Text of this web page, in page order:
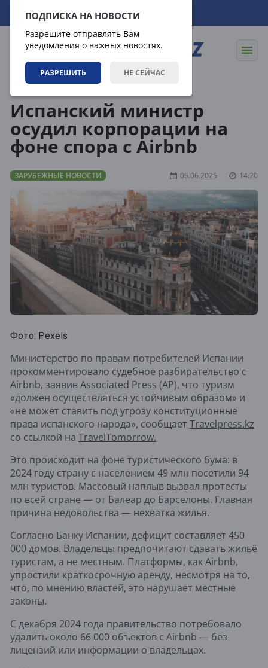
ПОДПИСКА НА НОВОСТИ
Разрешите отправлять Вам
уведомления о важных новостях.
РАЗРЕШИТЬ НЕ СЕЙЧАС
07.08.2026 08:42:32
Испанский министр
осудил корпорации на
фоне спора с Airbnb
ЗАРУБЕЖНЫЕ НОВОСТИ 06.06.2025 14:20
Фото: Pexels
Министерство по правам потребителей Испании
прокомментировало судебное разбирательство с
Airbnb, заявив Associated Press (AP), что туризм
«должен осуществляться устойчивым образом» и
«не может ставить под угрозу конституционные
права испанского народа», сообщает Travelpress.kz
со ссылкой на TravelTomorrow.
Это происходит на фоне туристического бума: в
2024 году страну с населением 49 млн посетили 94
млн туристов. Массовый наплыв вызвал протесты
по всей стране — от Балеар до Барселоны. Главная
причина недовольства — нехватка жилья.
Согласно Банку Испании, дефицит составляет 450
000 домов. Владельцы предпочитают сдавать жильё
туристам, а не местным. Платформы, как Airbnb,
упростили краткосрочную аренду, несмотря на то,
что, по мнению властей, это нарушает местные
законы.
С декабря 2024 года правительство потребовало
удалить около 66 000 объектов с Airbnb — без
лицензий или информации о владельцах.